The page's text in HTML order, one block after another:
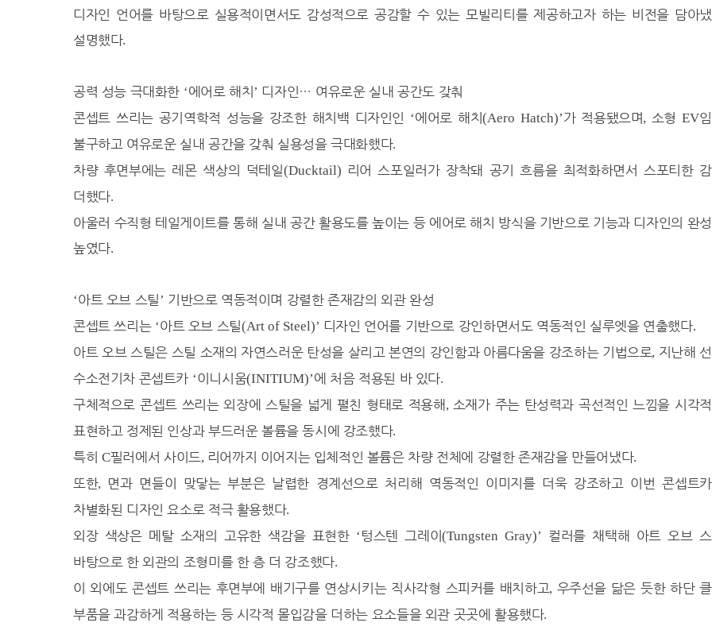
홍천 25.0℃
태백 20.9℃
정선군 24.8℃
제천 23.5℃
보은 23.0℃
천안 23.8℃
보령
24.3℃
정읍 26.4℃
남원 25.2℃
장수 21.5℃
고창군 25.0℃
영광군 25.6℃
김해시 27.2℃
순창군 25.5℃
강진군 25.3℃
디자인 언어를 바탕으로 실용적이면서도 감성적으로 공감할 수 있는 모빌리티를 제공하고자 하는 비전을 담아
설명했다.
공력 성능 극대화한 ‘에어로 해치 ’ 디자인… 여유로운 실내 공간도 갖춰
콘셉트 쓰리는 공기역학적 성능을 강조한 해치백 디자인인 ‘에어로 해치(Aero Hatch)’가 적용됐으며, 소형EV
불구하고 여유로운 실내 공간을 갖춰 실용성을 극대화했다.
차량 후면부에는 레몬 색상의 덕테일(Ducktail) 리어 스포일러가 장착돼 공기 흐름을 최적화하면서 스포티한
더했다.
아울러 수직형 테일게이트를 통해 실내 공간 활용도를 높이는 등 에어로 해치 방식을 기반으로 기능과 디자인의 완
높였다.
‘아트 오브 스틸’ 기반으로 역동적이며 강렬한 존재감의 외관 완성
콘셉트 쓰리는 ‘아트 오브 스틸(Art of Steel)’ 디자인 언어를 기반으로 강인하면서도 역동적인 실루엣을 연출했다.
아트 오브 스틸은 스틸 소재의 자연스러운 탄성을 살리고 본연의 강인함과 아름다움을 강조하는 기법으로, 지난해
수소전기차 콘셉트카 ‘이니시움(INITIUM)’에 처음 적용된 바 있다.
구체적으로 콘셉트 쓰리는 외장에 스틸을 넓게 펼친 형태로 적용해, 소재가 주는 탄성력과 곡선적인 느낌을 시각
표현하고 정제된 인상과 부드러운 볼륨을 동시에 강조했다.
특히 C필러에서 사이드, 리어까지 이어지는 입체적인 볼륨은 차량 전체에 강렬한 존재감을 만들어냈다.
또한, 면과 면들이 맞닿는 부분은 날렵한 경계선으로 처리해 역동적인 이미지를 더욱 강조하고 이번 콘셉트카
차별화된 디자인 요소로 적극 활용했다.
외장 색상은 메탈 소재의 고유한 색감을 표현한 ‘ 텅스텐 그레이(Tungsten Gray)’ 컬러를 채택해 아트 오브
바탕으로 한 외관의 조형미를 한 층 더 강조했다.
이 외에도 콘셉트 쓰리는 후면부에 배기구를 연상시키는 직사각형 스피커를 배치하고, 우주선을 닮은 듯한 하단
부품을 과감하게 적용하는 등 시각적 몰입감을 더하는 요소들을 외관 곳곳에 활용했다.